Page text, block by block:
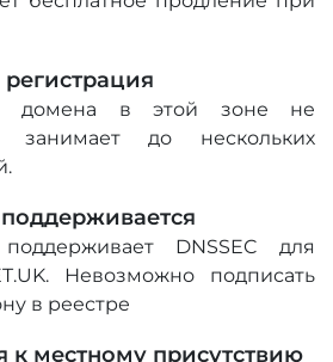
домена в этой зоне не
занимает до нескольких
поддерживается
DNSSEC для
Невозможно подписать
в реестре
к местному присутствию